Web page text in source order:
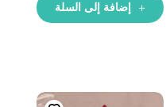
إضافة إلى السلة